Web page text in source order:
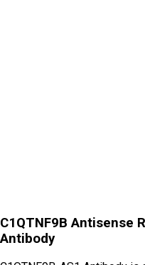
C1QTNF9B Antisense
Antibody